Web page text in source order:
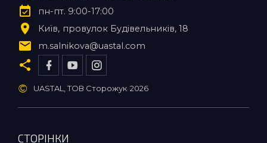
пн-пт. 9:00-17:00
Київ
провулок Будівельників, 18
m.salnikova@uastal.com
© UASTAL, ТОВ Сторожук 2026
СТОРІНКИ